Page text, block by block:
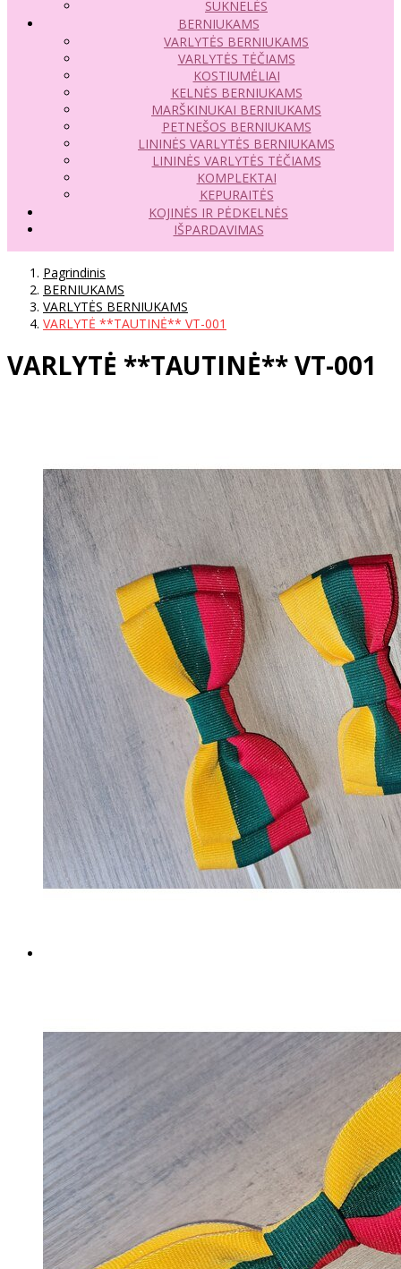
SUKNELĖS
BERNIUKAMS
VARLYTĖS BERNIUKAMS
VARLYTĖS TĖČIAMS
KOSTIUMĖLIAI
KELNĖS BERNIUKAMS
MARŠKINUKAI BERNIUKAMS
PETNEŠOS BERNIUKAMS
LININĖS VARLYTĖS BERNIUKAMS
LININĖS VARLYTĖS TĖČIAMS
KOMPLEKTAI
KEPURAITĖS
KOJINĖS IR PĖDKELNĖS
IŠPARDAVIMAS
Pagrindinis
BERNIUKAMS
VARLYTĖS BERNIUKAMS
VARLYTĖ **TAUTINĖ** VT-001
VARLYTĖ **TAUTINĖ** VT-001